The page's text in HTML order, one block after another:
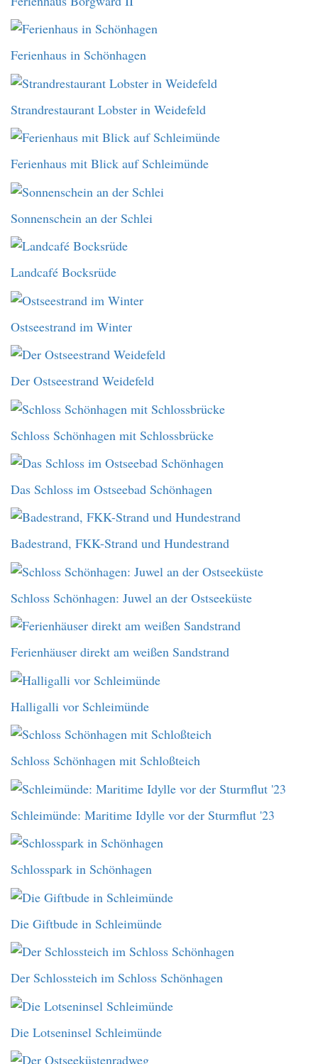
Ferienhaus in Schönhagen
Strandrestaurant Lobster in Weidefeld
Ferienhaus mit Blick auf Schleimünde
Sonnenschein an der Schlei
Landcafé Bocksrüde
Ostseestrand im Winter
Der Ostseestrand Weidefeld
Schloss Schönhagen mit Schlossbrücke
Das Schloss im Ostseebad Schönhagen
Badestrand, FKK-Strand und Hundestrand
Schloss Schönhagen: Juwel an der Ostseeküste
Ferienhäuser direkt am weißen Sandstrand
Halligalli vor Schleimünde
Schloss Schönhagen mit Schloßteich
Schleimünde: Maritime Idylle vor der Sturmflut '23
Schlosspark in Schönhagen
Die Giftbude in Schleimünde
Der Schlossteich im Schloss Schönhagen
Die Lotseninsel Schleimünde